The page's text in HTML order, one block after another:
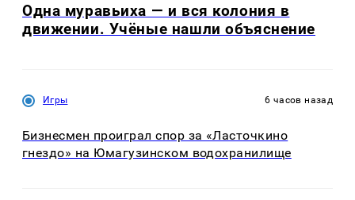
Одна муравьиха — и вся колония в
движении. Учёные нашли объяснение
Игры 6 часов назад
Бизнесмен проиграл спор за «Ласточкино
гнездо» на Юмагузинском водохранилище